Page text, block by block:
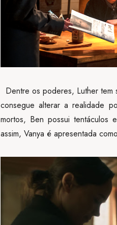
Dentre os poderes, Luther
consegue alterar a realidade
mortos, Ben possui tentáculos
assim, Vanya é apresentada